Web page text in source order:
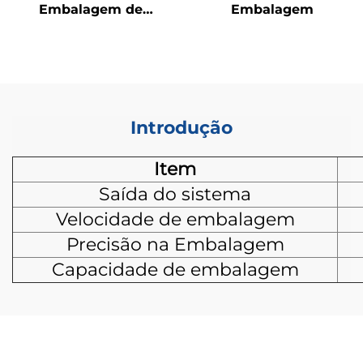
Embalagem de
Embalagem
Introdução
Item
Saída do sistema
Velocidade de embalagem
Precisão na Embalagem
Capacidade de embalagem